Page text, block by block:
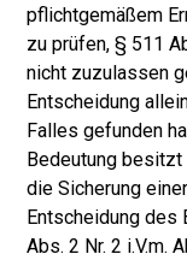
pflichtgemäßem
zu prüfen, § 511
nicht zuzulassen
Entscheidung
Falles gefunden
Bedeutung
die Sicherung
Entscheidung
Abs. 2 Nr. 2 i.V.m.